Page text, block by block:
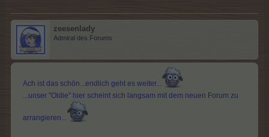
zeesenlady
Admiral des Forums
Ach ist das schön...endlich geht es weiter...
...unser "Oldie" hier scheint sich langsam mit dem neuen Forum zu
arrangieren...